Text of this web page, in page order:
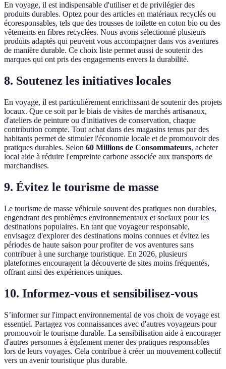
En voyage, il est indispensable d'utiliser et de privilégier des
produits durables. Optez pour des articles en matériaux recyclés ou
écoresponsables, tels que des trousses de toilette en coton bio ou des
vêtements en fibres recyclées. Nous avons sélectionné plusieurs
produits adaptés qui peuvent vous accompagner dans vos aventures
de manière durable. Ce choix liste permet aussi de soutenir des
marques qui ont pris des engagements envers la durabilité.
8. Soutenez les initiatives locales
En voyage, il est particulièrement enrichissant de soutenir des projets
locaux. Que ce soit par le biais de visites de marchés artisanaux,
d'ateliers de peinture ou d'initiatives de conservation, chaque
contribution compte. Tout achat dans des magasins tenus par des
habitants permet de stimuler l'économie locale et de promouvoir des
pratiques durables. Selon 60 Millions de Consommateurs, acheter
local aide à réduire l'empreinte carbone associée aux transports de
marchandises.
9. Évitez le tourisme de masse
Le tourisme de masse véhicule souvent des pratiques non durables,
engendrant des problèmes environnementaux et sociaux pour les
destinations populaires. En tant que voyageur responsable,
envisagez d'explorer des destinations moins connues et évitez les
périodes de haute saison pour profiter de vos aventures sans
contribuer à une surcharge touristique. En 2026, plusieurs
plateformes encouragent la découverte de sites moins fréquentés,
offrant ainsi des expériences uniques.
10. Informez-vous et sensibilisez-vous
S’informer sur l'impact environnemental de vos choix de voyage est
essentiel. Partagez vos connaissances avec d'autres voyageurs pour
promouvoir le tourisme durable. La sensibilisation aide à encourager
d'autres personnes à également mener des pratiques responsables
lors de leurs voyages. Cela contribue à créer un mouvement collectif
vers un avenir touristique plus durable.